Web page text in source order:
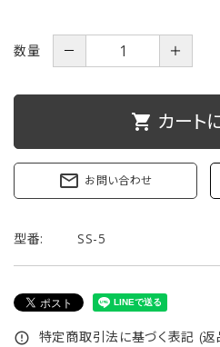
数量 － ＋
shopping_cart カート
mail_outline お問い合わせ
型番: SS-5
error_outline 特定商取引法に基づく表記 (返